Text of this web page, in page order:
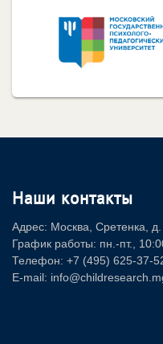
Наши контакты
Адрес: Москва, Сретенка,
График работы: пн.-пт.,
Телефон: +7 (495) 625-37-
E-mail: